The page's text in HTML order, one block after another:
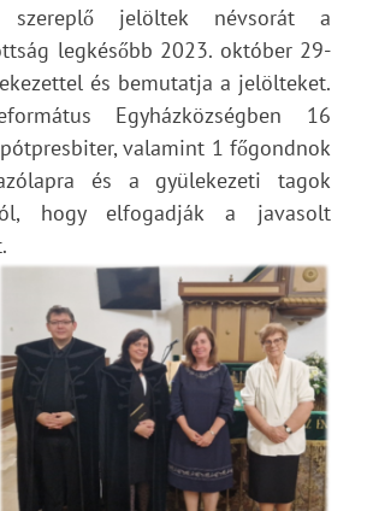
szereplő jelöltek névsorát a
legkésőbb 2023. október 29-
és bemutatja a jelölteket.
Egyházközségben 16
valamint 1 főgondnok
és a gyülekezeti tagok
hogy elfogadják a javasolt